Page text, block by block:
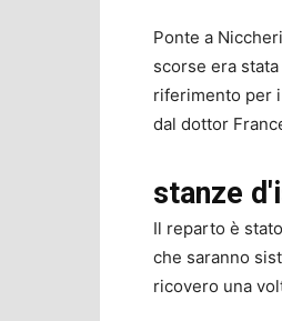
Ponte a
scorse era
riferimento per
dal dottor
stanze
Il reparto è
che saranno
ricovero una